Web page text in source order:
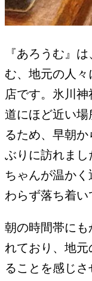
『あろうむ』
む、地元の人
店です。氷川
道にほど近い
るため、早朝
ぶりに訪れま
ちゃんが温か
わらず落ち着い
朝の時間帯に
れており、地
ることを感じ